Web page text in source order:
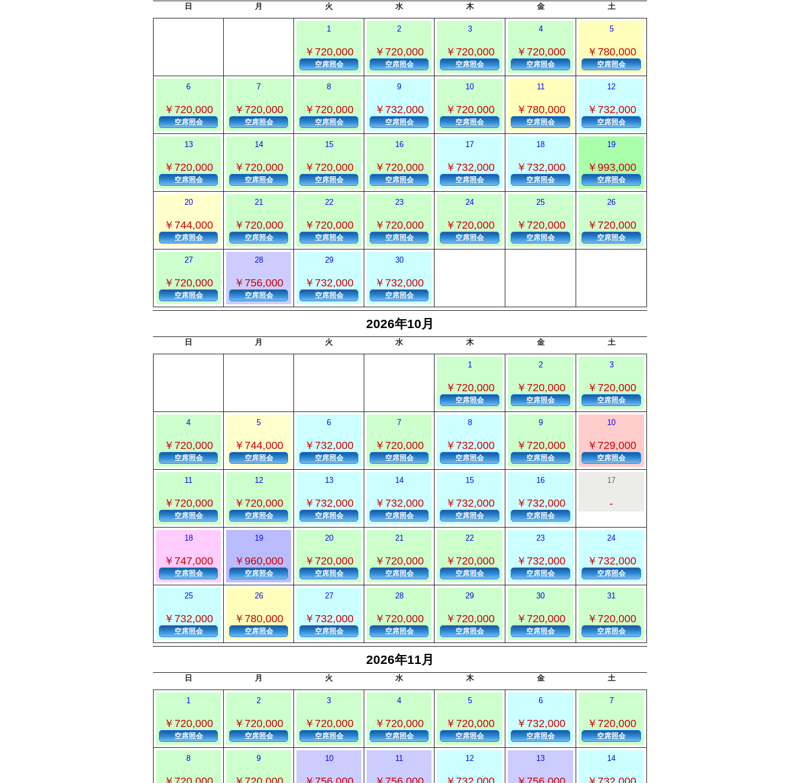
日 月 火 水 木 金 土
1
￥720,000
空席照会
2
￥720,000
空席照会
3
￥720,000
空席照会
4
￥720,000
空席照会
5
￥780,000
空席照会
6
￥720,000
空席照会
7
￥720,000
空席照会
8
￥720,000
空席照会
9
￥732,000
空席照会
10
￥720,000
空席照会
11
￥780,000
空席照会
12
￥732,000
空席照会
13
￥720,000
空席照会
14
￥720,000
空席照会
15
￥720,000
空席照会
16
￥720,000
空席照会
17
￥732,000
空席照会
18
￥732,000
空席照会
19
￥993,000
空席照会
20
￥744,000
空席照会
21
￥720,000
空席照会
22
￥720,000
空席照会
23
￥720,000
空席照会
24
￥720,000
空席照会
25
￥720,000
空席照会
26
￥720,000
空席照会
27
￥720,000
空席照会
28
￥756,000
空席照会
29
￥732,000
空席照会
30
￥732,000
空席照会
2026年10月
日 月 火 水 木 金 土
1
￥720,000
空席照会
2
￥720,000
空席照会
3
￥720,000
空席照会
4
￥720,000
空席照会
5
￥744,000
空席照会
6
￥732,000
空席照会
7
￥720,000
空席照会
8
￥732,000
空席照会
9
￥720,000
空席照会
10
￥729,000
空席照会
11
￥720,000
空席照会
12
￥720,000
空席照会
13
￥732,000
空席照会
14
￥732,000
空席照会
15
￥732,000
空席照会
16
￥732,000
空席照会
17
-
18
￥747,000
空席照会
19
￥960,000
空席照会
20
￥720,000
空席照会
21
￥720,000
空席照会
22
￥720,000
空席照会
23
￥732,000
空席照会
24
￥732,000
空席照会
25
￥732,000
空席照会
26
￥780,000
空席照会
27
￥732,000
空席照会
28
￥720,000
空席照会
29
￥720,000
空席照会
30
￥720,000
空席照会
31
￥720,000
空席照会
2026年11月
日 月 火 水 木 金 土
1
￥720,000
空席照会
2
￥720,000
空席照会
3
￥720,000
空席照会
4
￥720,000
空席照会
5
￥720,000
空席照会
6
￥732,000
空席照会
7
￥720,000
空席照会
8 9 10 11 12 13 14